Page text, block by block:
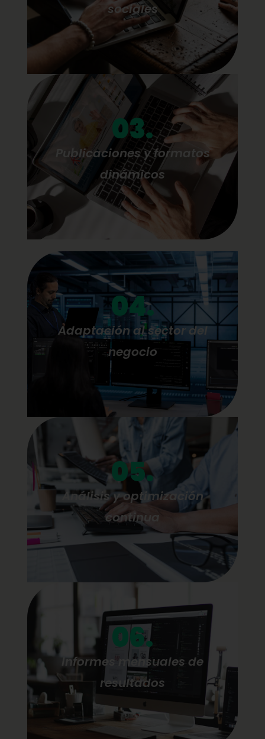
sociales
03.
Publicaciones y formatos
dinámicos
04.
Adaptación al sector del
negocio
05.
Análisis y optimización
continua
06.
Informes mensuales de
resultados